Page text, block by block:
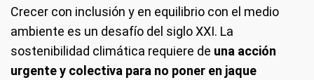
Crecer con inclusión y en equilibrio con el medio
ambiente es un desafío del siglo XXI. La
sostenibilidad climática requiere de una acción
urgente y colectiva para no poner en jaque